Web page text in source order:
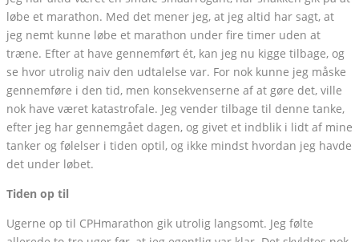
løbe et marathon. Med det mener jeg, at jeg altid har sagt, at
jeg nemt kunne løbe et marathon under fire timer uden at
træne. Efter at have gennemført ét, kan jeg nu kigge tilbage, og
se hvor utrolig naiv den udtalelse var. For nok kunne jeg måske
gennemføre i den tid, men konsekvenserne af at gøre det, ville
nok have været katastrofale. Jeg vender tilbage til denne tanke,
efter jeg har gennemgået dagen, og givet et indblik i lidt af mine
tanker og følelser i tiden optil, og ikke mindst hvordan jeg havde
det under løbet.
Tiden op til
Ugerne op til CPHmarathon gik utrolig langsomt. Jeg følte